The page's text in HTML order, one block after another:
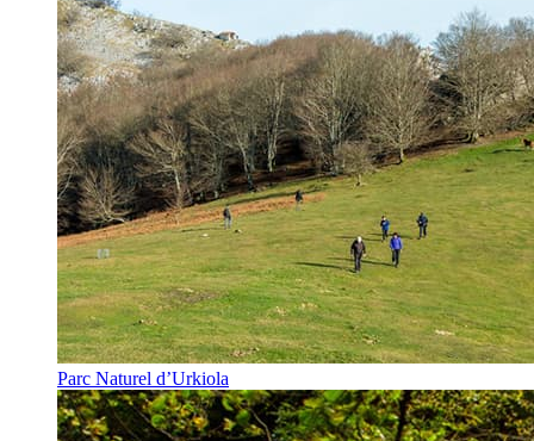
Parc Naturel d’Urkiola